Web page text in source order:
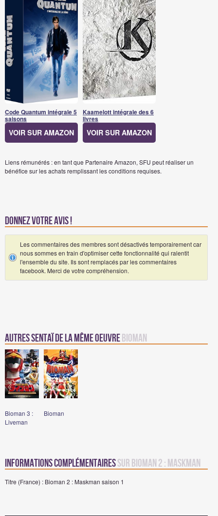
Code Quantum intégrale 5
saisons
VOIR SUR AMAZON
Kaamelott intégrale des 6
livres
VOIR SUR AMAZON
Liens rémunérés : en tant que Partenaire Amazon, SFU peut réaliser un
bénéfice sur les achats remplissant les conditions requises.
Donnez votre avis !
Les commentaires des membres sont désactivés temporairement car
nous sommes en train d'optimiser cette fonctionnalité qui ralentit
l'ensemble du site. Ils sont remplacés par les commentaires
facebook. Merci de votre compréhension.
Autres sentaï de la même oeuvre Bioman
Bioman 3 :
Liveman
Bioman
Informations complémentairessur Bioman 2 : Maskman
Titre (France) : Bioman 2 : Maskman saison 1